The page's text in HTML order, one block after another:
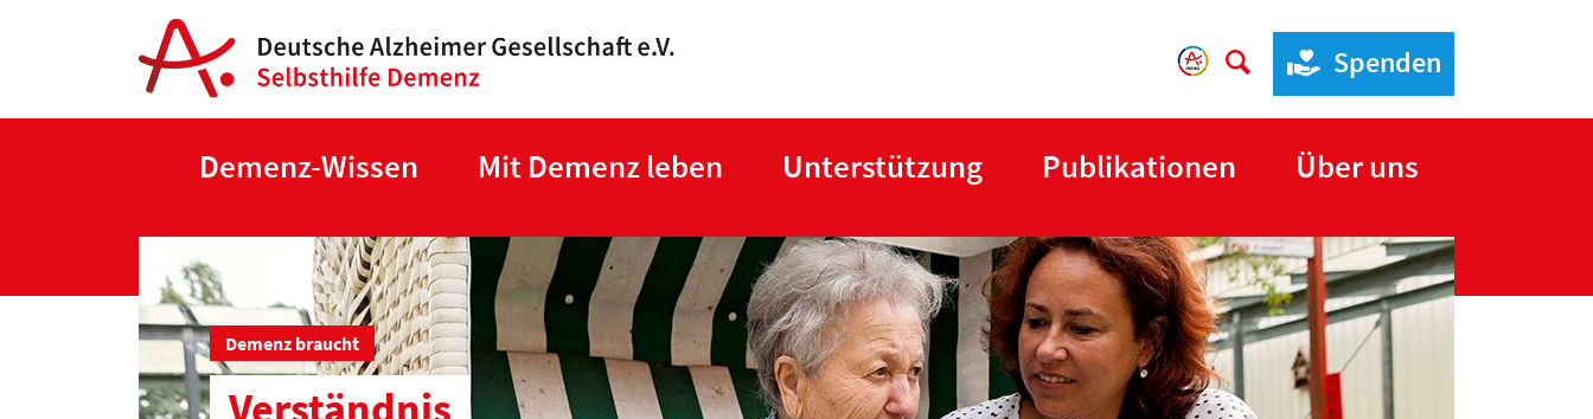
Spenden
Demenz-Wissen Mit Demenz leben Unterstützung Publikationen Über uns
Demenz braucht
Verständnis